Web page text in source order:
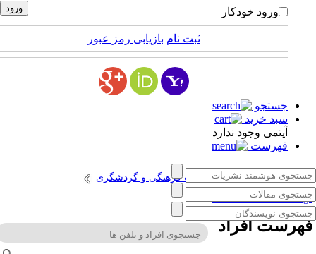
ورود خودکار
ثبت نام بازیابی رمز عبور
جستجو
سبد خرید
آیتمی وجود ندارد
فهرست
انتشارات پژوهشگاه میراث فرهنگی و گردشگری
Persian Cultural
افراد